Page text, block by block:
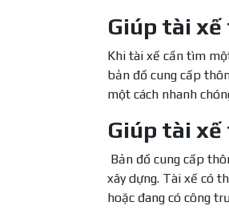
Giúp tài xế
Khi tài xế cần tìm
bản đồ cung cấp
một cách nhanh
Giúp tài
Bản đồ cung cấp
xây dựng. Tài xế có
hoặc đang có công